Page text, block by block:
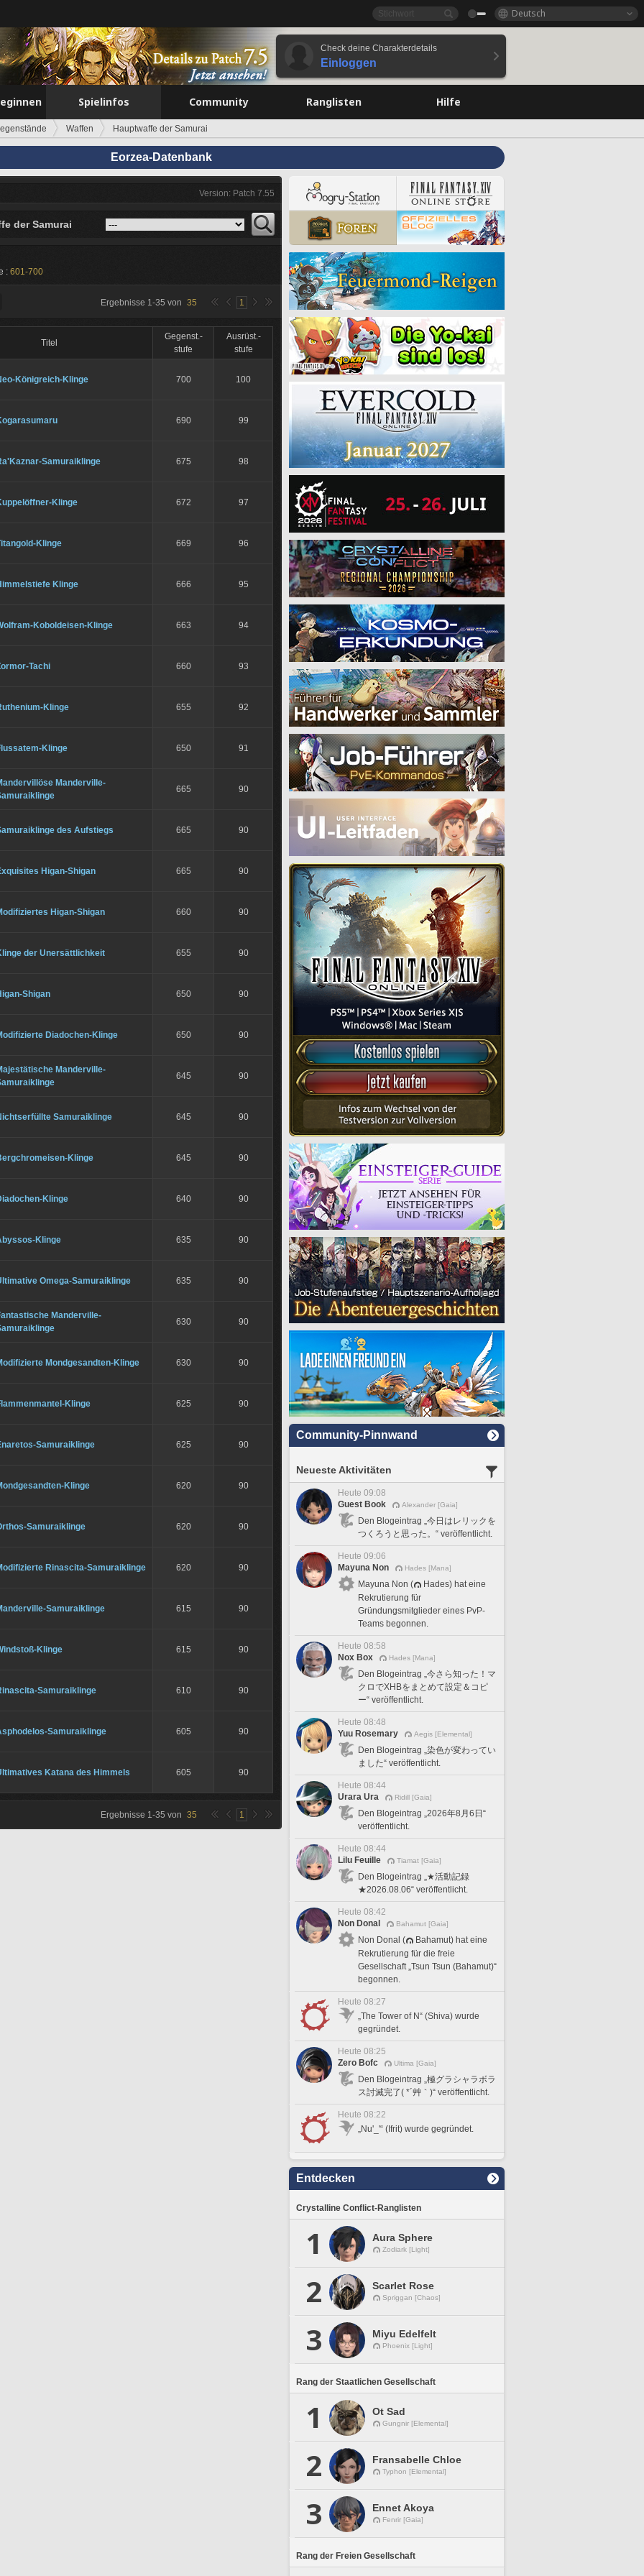
Deutsch
Check deine Charakterdetails
Einloggen
Spielinfos Community Ranglisten Hilfe
Waffen Hauptwaffe der Samurai
Eorzea-Datenbank
Version: Patch 7.55
der Samurai
: 601-700
Ergebnisse 1-35 von 35 1
Titel
Gegenst.-
stufe
Ausrüst.-
stufe
Königreich-Klinge 700 100
690 99
Samuraiklinge 675 98
Klinge 672 97
Klinge 669 96
Klinge 666 95
Koboldeisen-Klinge 663 94
Tachi 660 93
Klinge 655 92
Klinge 650 91
Manderville-
665 90
des Aufstiegs 665 90
Higan-Shigan 665 90
Higan-Shigan 660 90
der Unersättlichkeit 655 90
Shigan 650 90
Diadochen-Klinge 650 90
Manderville-
645 90
Samuraiklinge 645 90
Klinge 645 90
Klinge 640 90
Klinge 635 90
Omega-Samuraiklinge 635 90
Manderville-
630 90
Mondgesandten-Klinge 630 90
Klinge 625 90
Samuraiklinge 625 90
Klinge 620 90
Samuraiklinge 620 90
Rinascita-Samuraiklinge 620 90
Samuraiklinge 615 90
Klinge 615 90
Samuraiklinge 610 90
Samuraiklinge 605 90
Katana des Himmels 605 90
Ergebnisse 1-35 von 35 1
Community-Pinnwand
Neueste Aktivitäten
Heute 09:08
Guest Book
Alexander [Gaia]
Den Blogeintrag „今日はレリックを
つくろうと思った。“ veröffentlicht.
Heute 09:06
Mayuna Non
Hades [Mana]
Mayuna Non (
Hades) hat eine
Rekrutierung für
Gründungsmitglieder eines PvP-
Teams begonnen.
Heute 08:58
Nox Box
Hades [Mana]
Den Blogeintrag „今さら知った！マ
クロでXHBをまとめて設定＆コピ
ー“ veröffentlicht.
Heute 08:48
Yuu Rosemary
Aegis [Elemental]
Den Blogeintrag „染色が変わってい
ました“ veröffentlicht.
Heute 08:44
Urara Ura
Ridill [Gaia]
Den Blogeintrag „2026年8月6日“
veröffentlicht.
Heute 08:44
Lilu Feuille
Tiamat [Gaia]
Den Blogeintrag „★活動記録
★2026.08.06“ veröffentlicht.
Heute 08:42
Non Donal
Bahamut [Gaia]
Non Donal (
Bahamut) hat eine
Rekrutierung für die freie
Gesellschaft „Tsun Tsun (Bahamut)“
begonnen.
Heute 08:27
„The Tower of N“ (Shiva) wurde
gegründet.
Heute 08:25
Zero Bofc
Ultima [Gaia]
Den Blogeintrag „極グラシャラボラ
ス討滅完了( *´艸｀)“ veröffentlicht.
Heute 08:22
„Nu'_'“ (Ifrit) wurde gegründet.
Entdecken
Crystalline Conflict-Ranglisten
1 Aura Sphere
Zodiark [Light]
2 Scarlet Rose
Spriggan [Chaos]
3 Miyu Edelfelt
Phoenix [Light]
Rang der Staatlichen Gesellschaft
1 Ot Sad
Gungnir [Elemental]
2 Fransabelle Chloe
Typhon [Elemental]
3 Ennet Akoya
Fenrir [Gaia]
Rang der Freien Gesellschaft